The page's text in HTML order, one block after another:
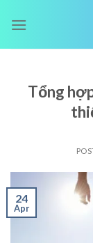
Tổng
24
Apr